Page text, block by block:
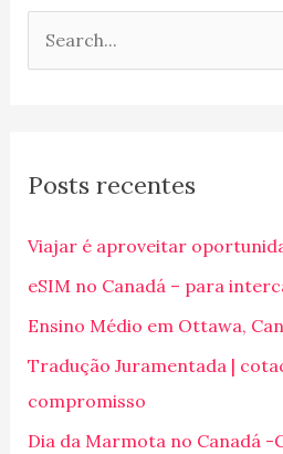
u
s
a
r
p
o
r
Posts recentes
Viajar é aproveitar
eSIM no Canadá – para
Ensino Médio em Ottawa,
Tradução Juramentada |
compromisso
Dia da Marmota no Canadá -